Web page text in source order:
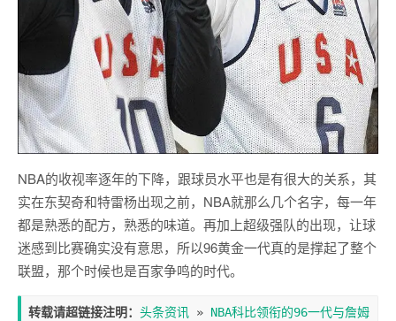
NBA的收视率逐年的下降，跟球员水平也是有很大的关系，其
实在东契奇和特雷杨出现之前，NBA就那么几个名字，每一年
都是熟悉的配方，熟悉的味道。再加上超级强队的出现，让球
迷感到比赛确实没有意思，所以96黄金一代真的是撑起了整个
联盟，那个时候也是百家争鸣的时代。
转载请超链接注明： 头条资讯 » NBA科比领衔的96一代与詹姆